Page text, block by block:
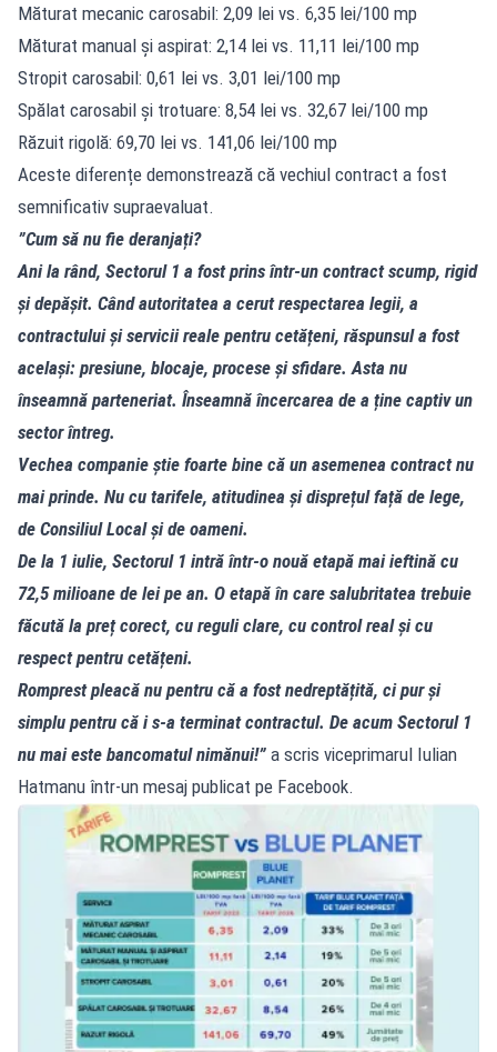
Măturat mecanic carosabil: 2,09 lei vs. 6,35 lei/100 mp
Măturat manual și aspirat: 2,14 lei vs. 11,11 lei/100 mp
Stropit carosabil: 0,61 lei vs. 3,01 lei/100 mp
Spălat carosabil și trotuare: 8,54 lei vs. 32,67 lei/100 mp
Răzuit rigolă: 69,70 lei vs. 141,06 lei/100 mp
Aceste diferențe demonstrează că vechiul contract a fost
semnificativ supraevaluat.
”Cum să nu fie deranjați?
Ani la rând, Sectorul 1 a fost prins într-un contract scump, rigid
și depășit. Când autoritatea a cerut respectarea legii, a
contractului și servicii reale pentru cetățeni, răspunsul a fost
același: presiune, blocaje, procese și sfidare. Asta nu
înseamnă parteneriat. Înseamnă încercarea de a ține captiv un
sector întreg.
Vechea companie știe foarte bine că un asemenea contract nu
mai prinde. Nu cu tarifele, atitudinea și disprețul față de lege,
de Consiliul Local și de oameni.
De la 1 iulie, Sectorul 1 intră într-o nouă etapă mai ieftină cu
72,5 milioane de lei pe an. O etapă în care salubritatea trebuie
făcută la preț corect, cu reguli clare, cu control real și cu
respect pentru cetățeni.
Romprest pleacă nu pentru că a fost nedreptățită, ci pur și
simplu pentru că i s-a terminat contractul. De acum Sectorul 1
nu mai este bancomatul nimănui!” a scris viceprimarul Iulian
Hatmanu într-un mesaj publicat pe Facebook.